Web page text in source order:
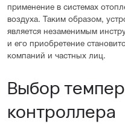
применение в системах
воздуха. Таким образом,
является незаменимым
и его приобретение
компаний и частных лиц.
Выбор
контроллера